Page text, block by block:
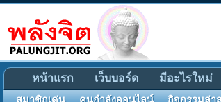
หน้าแรก เว็บบอร์ด มีอะไรใหม่